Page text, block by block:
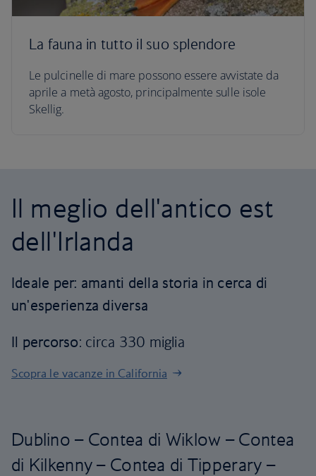
La fauna in tutto il suo splendore
Le pulcinelle di mare possono essere avvistate da
aprile a metà agosto, principalmente sulle isole
Skellig.
Il meglio dell'antico est
dell'Irlanda
Ideale per: amanti della storia in cerca di
un'esperienza diversa
Il percorso: circa 330 miglia
Scopra le vacanze in California
Dublino – Contea di Wiklow – Contea
di Kilkenny – Contea di Tipperary –